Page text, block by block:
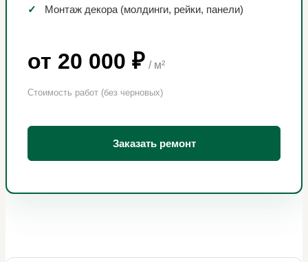
✓
Монтаж декора (молдинги, рейки, панели)
от 20 000 ₽ / м²
Стоимость работ (без черновых)
Заказать ремонт